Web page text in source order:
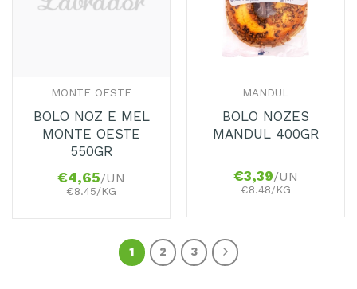
MONTE OESTE
BOLO NOZ E MEL
MONTE OESTE
550GR
€4,65/UN
€8.45/KG
MANDUL
BOLO NOZES
MANDUL 400GR
€3,39/UN
€8.48/KG
1 2 3